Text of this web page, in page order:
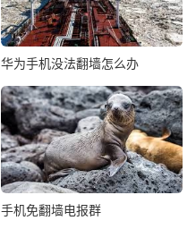
华为手机没法翻墙怎么办
手机免翻墙电报群